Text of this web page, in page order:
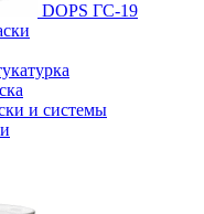
DOPS ГС-19
и системы